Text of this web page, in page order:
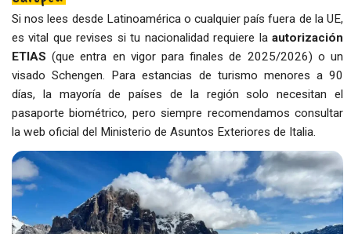
Si nos lees desde Latinoamérica o cualquier país fuera de la UE,
es vital que revises si tu nacionalidad requiere la autorización
ETIAS (que entra en vigor para finales de 2025/2026) o un
visado Schengen. Para estancias de turismo menores a 90
días, la mayoría de países de la región solo necesitan el
pasaporte biométrico, pero siempre recomendamos consultar
la web oficial del Ministerio de Asuntos Exteriores de Italia.